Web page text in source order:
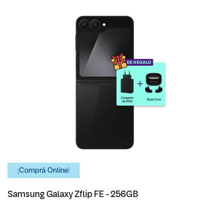
¡Comprá Online!
Samsung Galaxy Zflip FE - 256GB